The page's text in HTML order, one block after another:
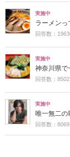
実施中
ラーメンっ
回答数：
実施中
神奈川県で
回答数：8502
実施中
唯一無二の
回答数：8069